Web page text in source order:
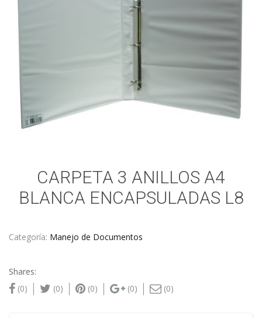
CARPETA 3 ANILLOS A4
BLANCA ENCAPSULADAS L8
Categoría: Manejo de Documentos
Shares:
(0)
(0) (0) (0) (0)